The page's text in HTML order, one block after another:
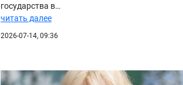
государства в…
читать далее
2026-07-14, 09:36